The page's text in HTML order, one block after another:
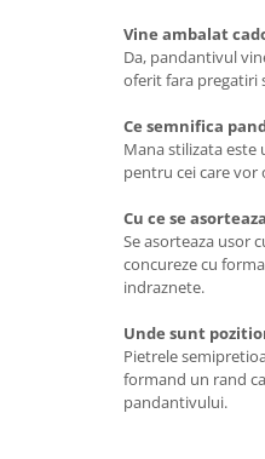
Vine ambalat
Da, pandantivul
oferit fara pregatiri
Ce semnifica
Mana stilizata este
pentru cei care vor
Cu ce se
Se asorteaza usor
concureze cu
indraznete.
Unde sunt
Pietrele
formand un rand
pandantivului.